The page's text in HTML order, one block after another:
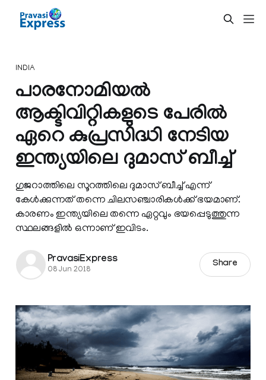
INDIA
പാരനോമിയൽ
ആക്ടിവിറ്റികളുടെ പേരില്‍
ഏറെ കുപ്രസിദ്ധി നേടിയ
ഇന്ത്യയിലെ ദുമാസ് ബീച്ച്
ഗുജറാത്തിലെ സൂറത്തിലെ ദുമാസ് ബീച്ച് എന്ന്
കേള്‍ക്കുന്നത് തന്നെ ചിലസഞ്ചാരികള്‍ക്ക് ഭയമാണ്.
കാരണം ഇന്ത്യയിലെ തന്നെ ഏറ്റവും ഭയപ്പെടുത്തുന്ന
സ്ഥലങ്ങളില്‍ ഒന്നാണ് ഇവിടം.
PravasiExpress
08 Jun 2018
Share